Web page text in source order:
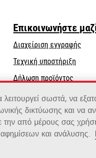
tab
Επικοινωνήστε
Διαχείριση εγγραφής
Τεχνική υποστήριξη
a
new
tab
Δήλωση προϊόντος
Βρείτε έναν αντιπρόσωπο
Κατάλογος
σωστά, να
δικτύωσης και να
την από μέρους σας
και ανάλυσης.